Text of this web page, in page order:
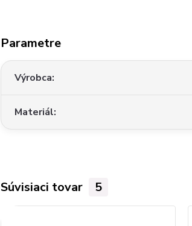
Parametre
Výrobca
Materiál
Súvisiaci tovar 5